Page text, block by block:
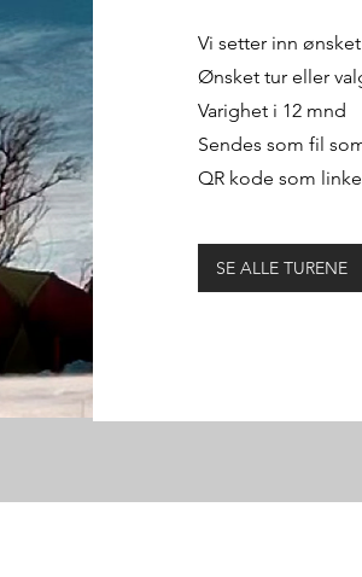
Vi setter inn
Ønsket tur eller
Varighet i 12 mnd
Sendes som fil
QR kode som
SE ALLE TURENE